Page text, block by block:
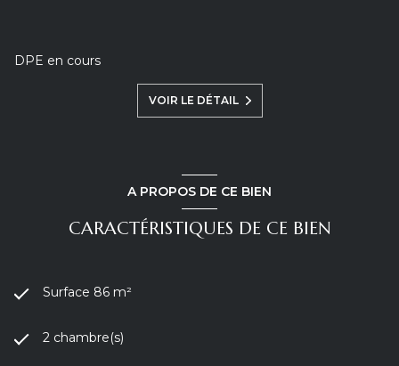
DPE en cours
VOIR LE DÉTAIL
A PROPOS DE CE BIEN
CARACTÉRISTIQUES DE CE BIEN
Surface 86 m²
2 chambre(s)